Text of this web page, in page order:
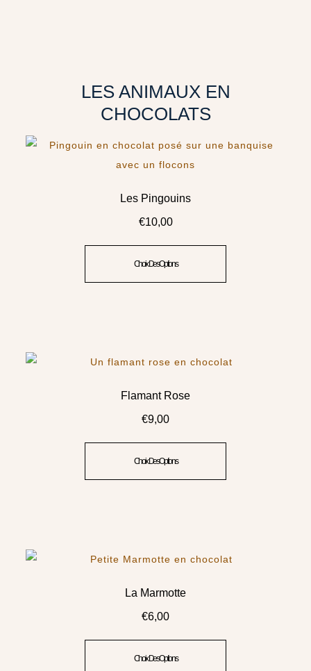
LES ANIMAUX EN
CHOCOLATS
Les Pingouins
€10,00
Choix Des Options
Flamant Rose
€9,00
Choix Des Options
La Marmotte
€6,00
Choix Des Options